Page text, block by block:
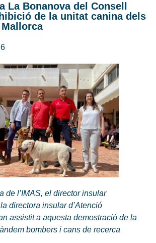
La Bonanova del Consell
de la unitat canina dels
de l’IMAS, el director insular
directora insular d’Atenció
assistit a aquesta demostració de la
bombers i cans de recerca